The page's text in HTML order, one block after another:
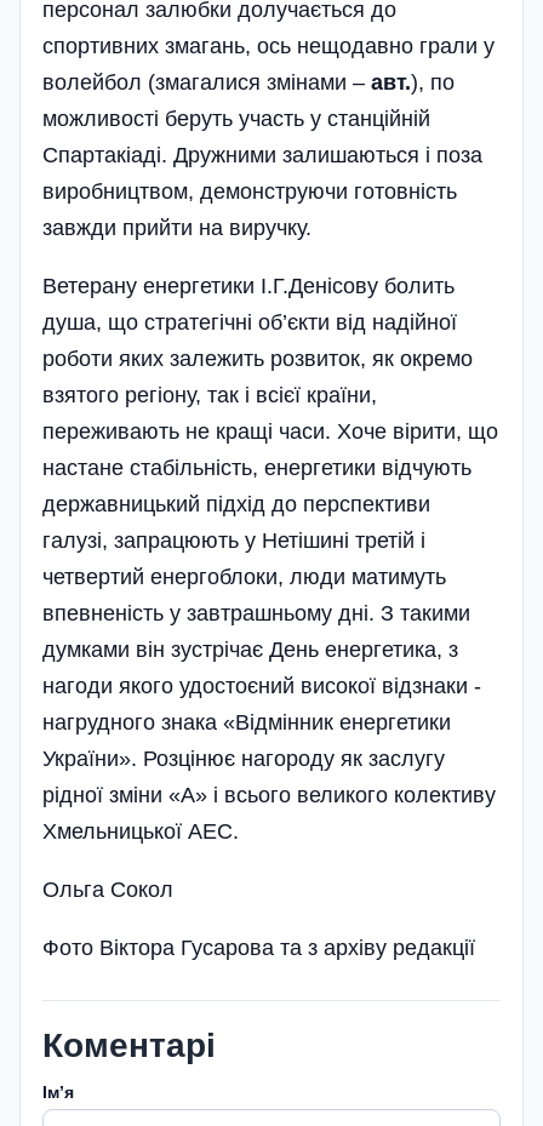
персонал залюбки долучається до
спортивних змагань, ось нещодавно грали у
волейбол (змагалися змінами – авт.), по
можливості беруть участь у станційній
Спартакі­аді. Дружними залишаються і поза
виробництвом, демонструючи готовність
завжди прийти на виручку.
Ветерану енергетики І.Г.Денісову болить
душа, що стратегічні об’єкти від надійної
роботи яких залежить розвиток, як окремо
взятого регіону, так і всієї країни,
переживають не кращі часи. Хоче вірити, що
настане стабільність, енергетики відчують
державницький підхід до перспективи
галузі, запрацюють у Нетішині третій і
четвертий енергоблоки, люди матимуть
впевненість у завтрашньому дні. З такими
думками він зустрічає День енергетика, з
нагоди якого удостоєний високої відзнаки -
нагрудного знака «Відмінник енергетики
України». Розцінює нагороду як заслугу
рідної зміни «А» і всього великого колективу
Хмельницької АЕС.
Ольга Сокол
Фото Віктора Гусарова та з архіву редакції
Коментарі
Імʼя